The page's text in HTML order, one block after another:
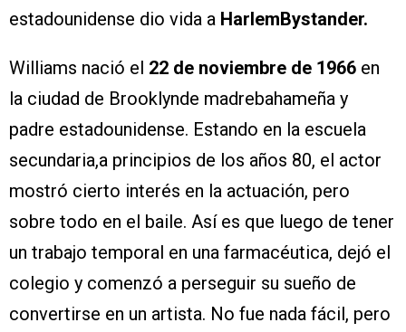
estadounidense dio vida a HarlemBystander.
Williams nació el 22 de noviembre de 1966 en
la ciudad de Brooklynde madrebahameña y
padre estadounidense. Estando en la escuela
secundaria,a principios de los años 80, el actor
mostró cierto interés en la actuación, pero
sobre todo en el baile. Así es que luego de tener
un trabajo temporal en una farmacéutica, dejó el
colegio y comenzó a perseguir su sueño de
convertirse en un artista. No fue nada fácil, pero